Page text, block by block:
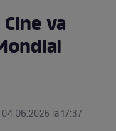
va
la 17:37